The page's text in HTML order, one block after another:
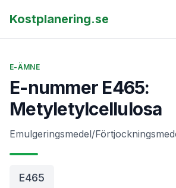
Kostplanering.se
E-ÄMNE
E-nummer E465:
Metyletylcellulosa
Emulgeringsmedel/
E465